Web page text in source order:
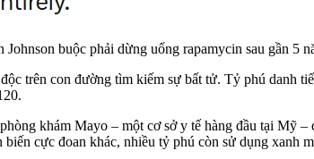
buộc phải dừng uống rapamycin sau gần 5
trên con đường tìm kiếm sự bất tử. Tỷ phú danh
khám Mayo – một cơ sở y tế hàng đầu tại Mỹ
cực đoan khác, nhiều tỷ phú còn sử dụng xanh